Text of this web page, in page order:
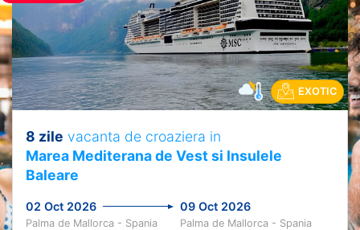
EXOTIC
8 zile vacanta de croaziera in
Marea Mediterana de Vest si Insulele
Baleare
02 Oct 2026 09 Oct 2026
Palma de Mallorca - Spania Palma de Mallorca - Spania